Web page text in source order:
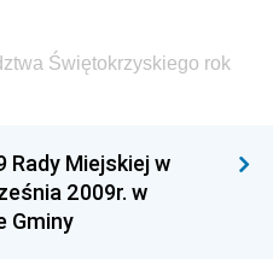
Finansów, Inwestycji i
Klimatu
Funduszy i Polityki
Aktywów Państwowych
Świętokrzyskiego rok
Rady Miejskiej w
2009r. w
Gminy